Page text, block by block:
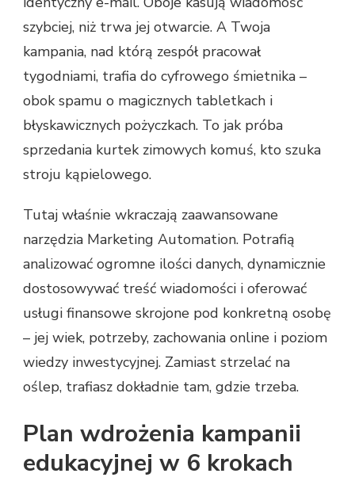
szybciej, niż trwa jej otwarcie. A Twoja
kampania, nad którą zespół pracował
tygodniami, trafia do cyfrowego śmietnika –
obok spamu o magicznych tabletkach i
błyskawicznych pożyczkach. To jak próba
sprzedania kurtek zimowych komuś, kto szuka
stroju kąpielowego.
Tutaj właśnie wkraczają zaawansowane
narzędzia Marketing Automation. Potrafią
analizować ogromne ilości danych, dynamicznie
dostosowywać treść wiadomości i oferować
usługi finansowe skrojone pod konkretną osobę
– jej wiek, potrzeby, zachowania online i poziom
wiedzy inwestycyjnej. Zamiast strzelać na
oślep, trafiasz dokładnie tam, gdzie trzeba.
Plan wdrożenia kampanii
edukacyjnej w 6 krokach